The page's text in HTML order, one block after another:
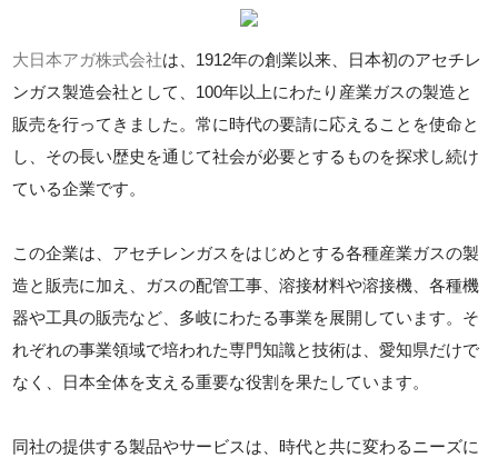
大日本アガ株式会社は、1912年の創業以来、日本初のアセチレ
ンガス製造会社として、100年以上にわたり産業ガスの製造と
販売を行ってきました。常に時代の要請に応えることを使命と
し、その長い歴史を通じて社会が必要とするものを探求し続け
ている企業です。
この企業は、アセチレンガスをはじめとする各種産業ガスの製
造と販売に加え、ガスの配管工事、溶接材料や溶接機、各種機
器や工具の販売など、多岐にわたる事業を展開しています。そ
れぞれの事業領域で培われた専門知識と技術は、愛知県だけで
なく、日本全体を支える重要な役割を果たしています。
同社の提供する製品やサービスは、時代と共に変わるニーズに